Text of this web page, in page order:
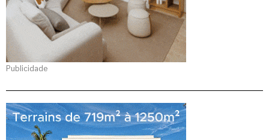
Publicidade